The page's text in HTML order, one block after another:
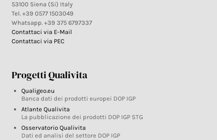
53100 Siena (Si) Italy
Tel. +39 0577 1503049
Whatsapp. +39 375 6797337
Contattaci via E-Mail
Contattaci via PEC
Progetti Qualivita
Qualigeo.eu
Banca dati dei prodotti europei DOP IGP
Atlante Qualivita
La pubblicazione dei prodotti DOP IGP STG
Osservatorio Qualivita
Dati ed analisi del settore DOP IGP